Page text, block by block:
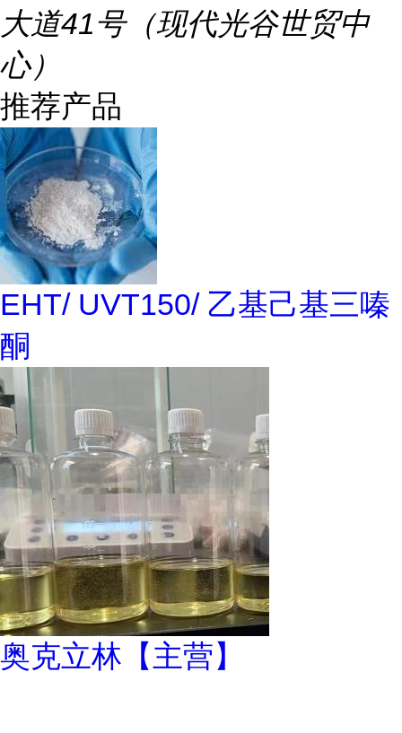
大道41号（现代光谷世贸中
心）
推荐产品
EHT/ UVT150/ 乙基己基三嗪
酮
奥克立林【主营】